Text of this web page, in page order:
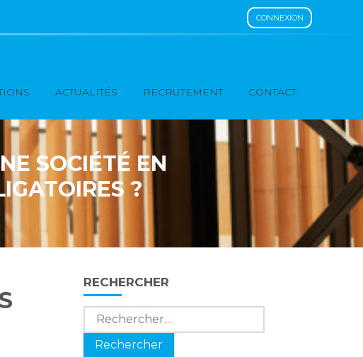
CONNEXION
ACTUALITÉS RECRUTEMENT CONTACT
SOCIÉTÉ EN
?
Blog
sidebar
RECHERCHER
Rechercher :